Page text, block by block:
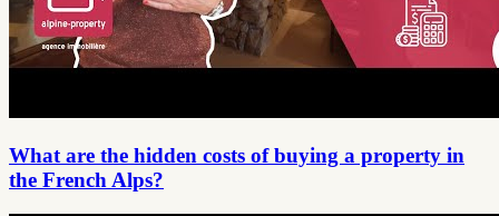
What are the hidden costs of buying a property in
the French Alps?